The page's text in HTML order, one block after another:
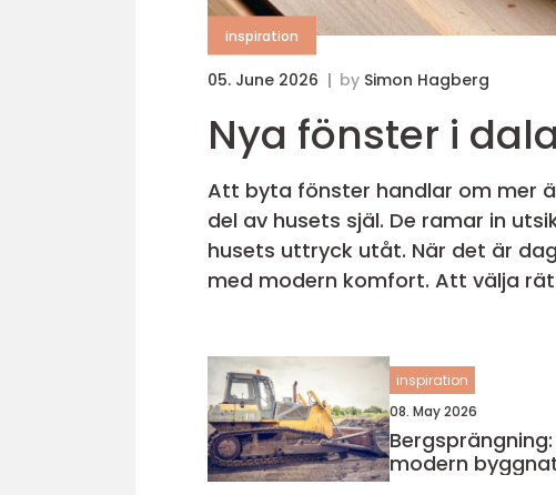
inspiration
05. June 2026 by Simon Hagberg
Att byta fönster handlar om mer
del av husets själ. De ramar in
husets uttryck utåt. När det är
med modern komfort. Att välja rätt fönster kräver därför lite eftertanke. Material, form, energivärden och
inspiration
08. May 2026
modern